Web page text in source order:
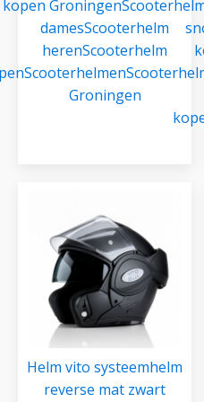
kopen Groningen
damesScooterhelm
herenScooterhelm
Scooterhelmen
Groningen
Helm vito systeemhelm
reverse mat zwart